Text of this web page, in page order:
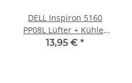
DELL Inspiron 5160
PP08L Lüfter + Kühler
Fan + Heatsink
13,95 € *